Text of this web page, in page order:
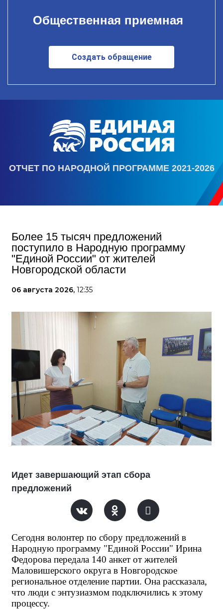
Общественная приемная
Создать обращение
ОТЧЕТ ПО НАРОДНОЙ ПРОГРАММЕ 2021-2026
Более 15 тысяч предложений
поступило в Народную программу
"Единой России" от жителей
Новгородской области
06 августа 2026, 12:35
Идет завершающий этап сбора
предложений
Сегодня волонтер по сбору предложений в
Народную программу "Единой России" Ирина
Федорова передала 140 анкет от жителей
Маловишерского округа в Новгородское
региональное отделение партии. Она рассказала,
что люди с энтузиазмом подключились к этому
процессу.